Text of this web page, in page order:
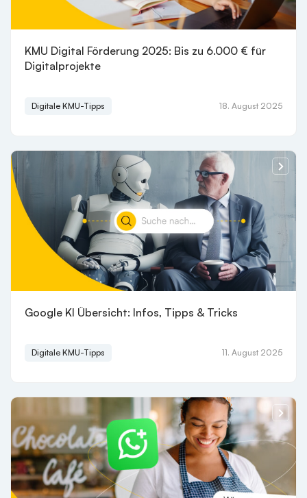
KMU Digital Förderung 2025: Bis zu 6.000 € für
Digitalprojekte
Digitale KMU-Tipps 18. August 2025
Google KI Übersicht: Infos, Tipps & Tricks
Digitale KMU-Tipps 11. August 2025